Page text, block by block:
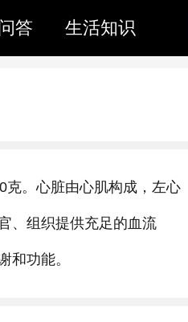
答 生活知识
克。心脏由心肌构成，左心
、组织提供充足的血流
和功能。